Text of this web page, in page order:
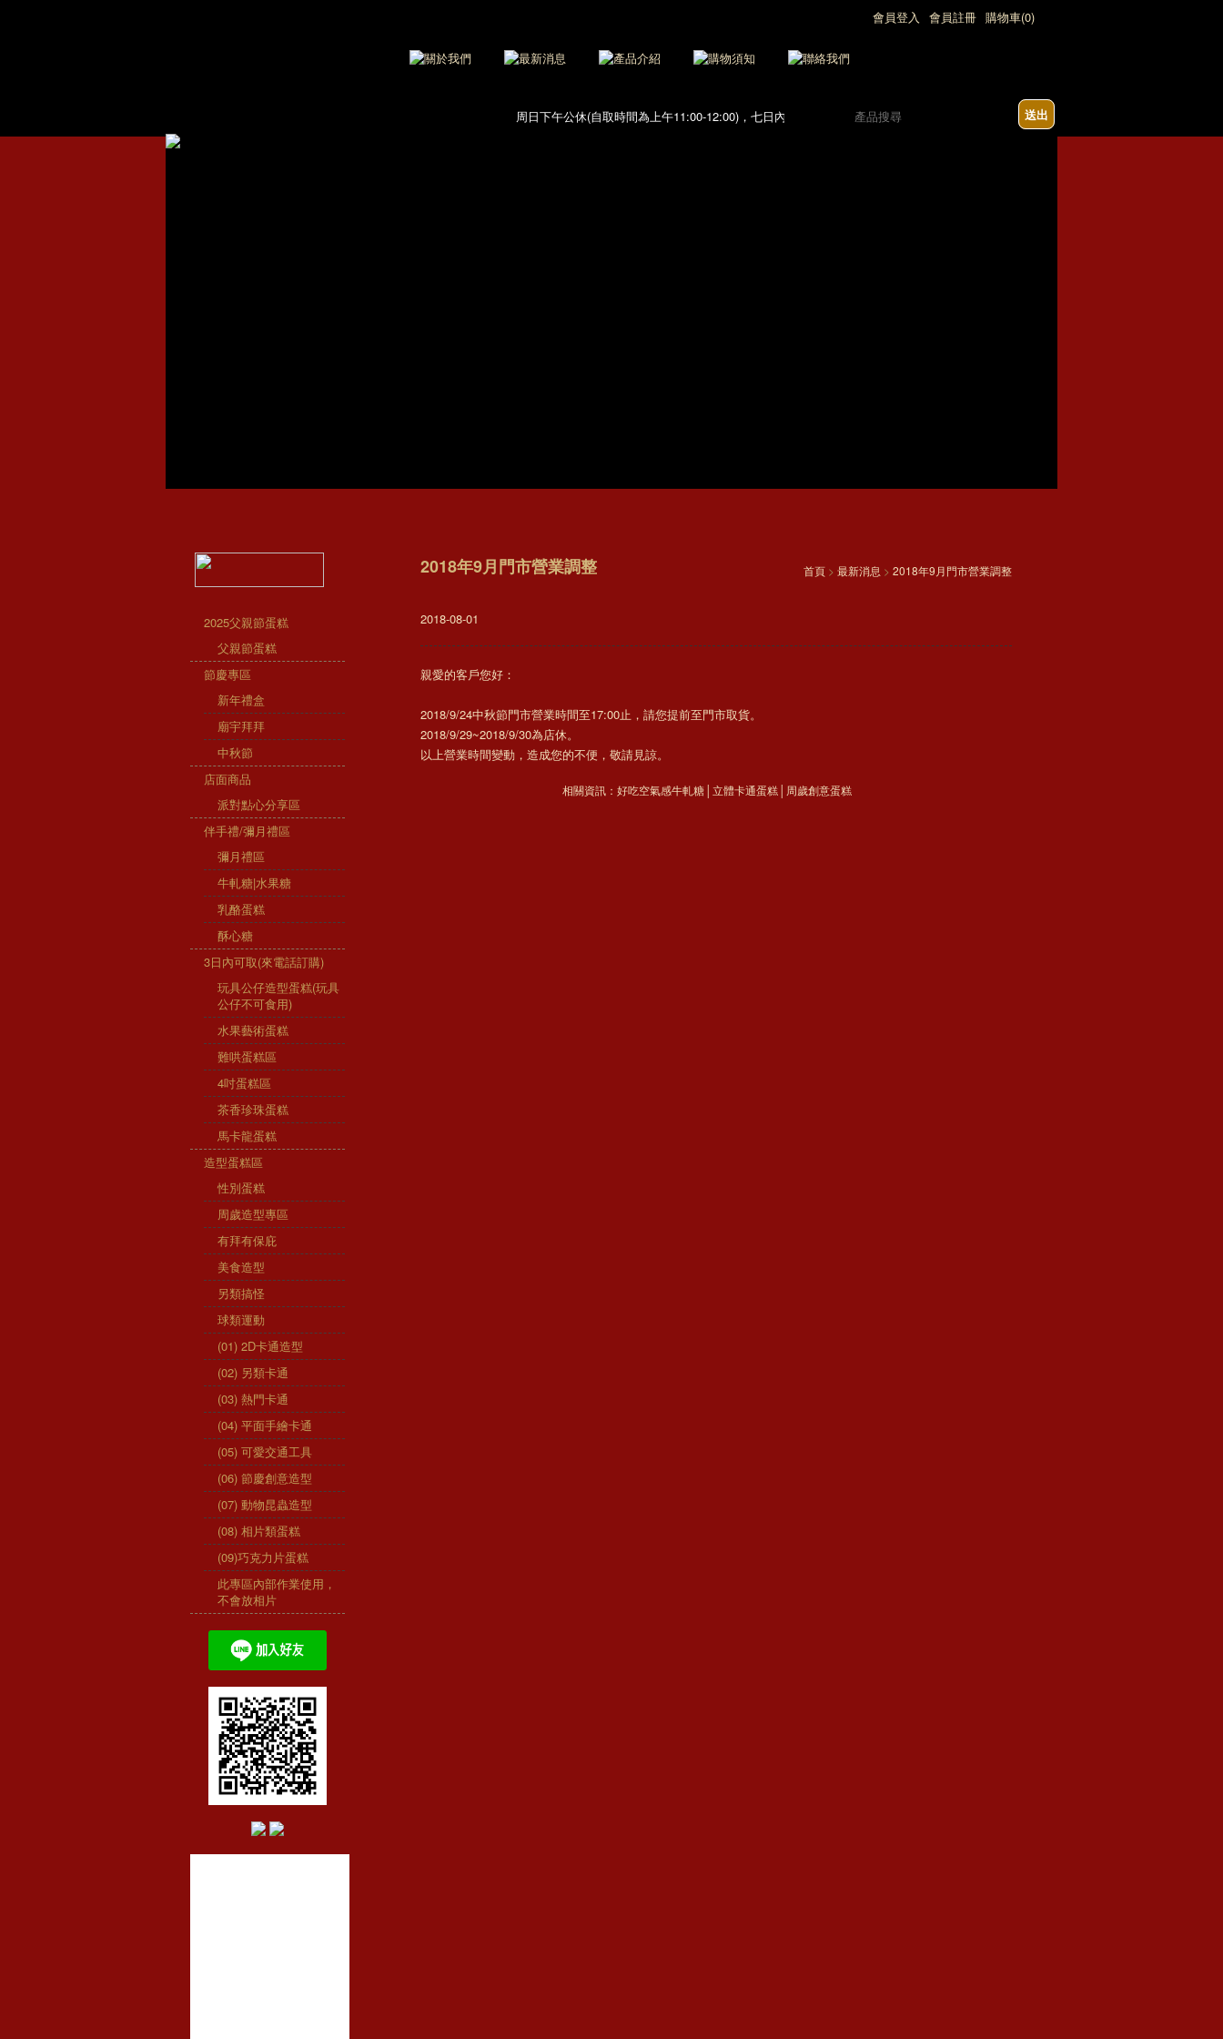
會員登入 會員註冊 購物車(0)
周日下午公休(自取時間為上午11:00-12:00)，七日內急單請勿下單(請來電詢問) 送出
2025父親節蛋糕
父親節蛋糕
節慶專區
新年禮盒
廟宇拜拜
中秋節
店面商品
派對點心分享區
伴手禮/彌月禮區
彌月禮區
牛軋糖|水果糖
乳酪蛋糕
酥心糖
3日內可取(來電話訂購)
玩具公仔造型蛋糕(玩具
公仔不可食用)
水果藝術蛋糕
難哄蛋糕區
4吋蛋糕區
茶香珍珠蛋糕
馬卡龍蛋糕
造型蛋糕區
性別蛋糕
周歲造型專區
有拜有保庇
美食造型
另類搞怪
球類運動
(01) 2D卡通造型
(02) 另類卡通
(03) 熱門卡通
(04) 平面手繪卡通
(05) 可愛交通工具
(06) 節慶創意造型
(07) 動物昆蟲造型
(08) 相片類蛋糕
(09)巧克力片蛋糕
此專區內部作業使用，
不會放相片
首頁 > 最新消息 > 2018年9月門市營業調整
2018年9月門市營業調整
2018-08-01
親愛的客戶您好：
2018/9/24中秋節門市營業時間至17:00止，請您提前至門市取貨。
2018/9/29~2018/9/30為店休。
以上營業時間變動，造成您的不便，敬請見諒。
相關資訊： 好吃空氣感牛軋糖 立體卡通蛋糕 周歲創意蛋糕